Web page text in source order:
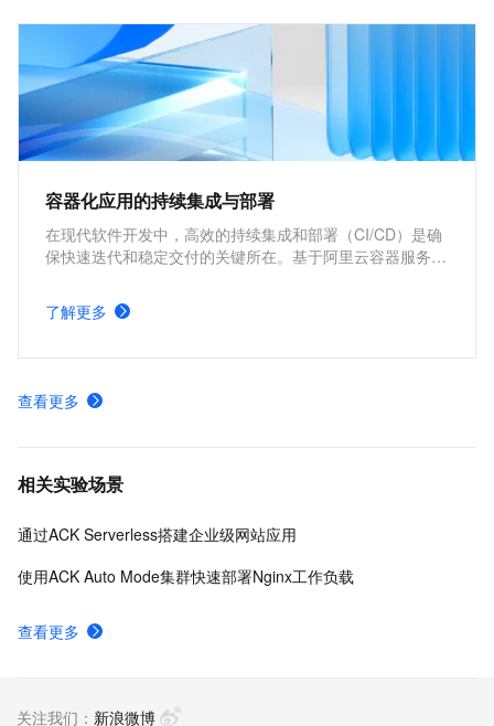
容器化应用的持续集成与部署
在现代软件开发中，高效的持续集成和部署（CI/CD）是确
保快速迭代和稳定交付的关键所在。基于阿里云容器服务
方案，能够为企业提供从代码构建到应用部署的全流程自动
化支持，显著提升开发效率和交付质量。
了解更多
查看更多
相关实验场景
通过ACK Serverless搭建企业级网站应用
使用ACK Auto Mode集群快速部署Nginx工作负载
查看更多
关注我们： 新浪微博